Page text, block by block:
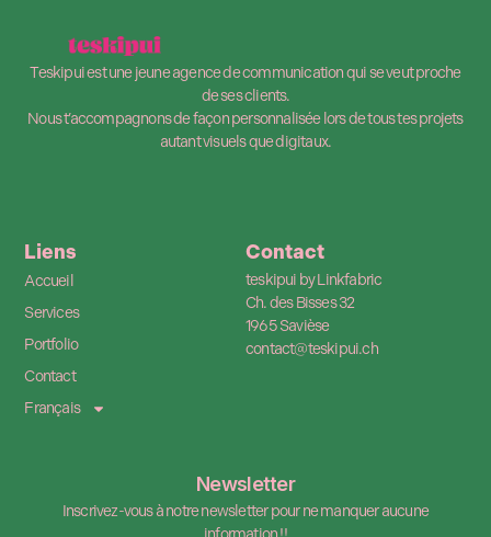
Teskipui est une jeune agence de communication qui se veut proche
de ses clients.
Nous t’accompagnons de façon personnalisée lors de tous tes projets
autant visuels que digitaux.
Liens
Accueil
Services
Portfolio
Contact
Français
Contact
teskipui by Linkfabric
Ch. des Bisses 32
1965 Savièse
contact@teskipui.ch
Newsletter
Inscrivez-vous à notre newsletter pour ne manquer aucune